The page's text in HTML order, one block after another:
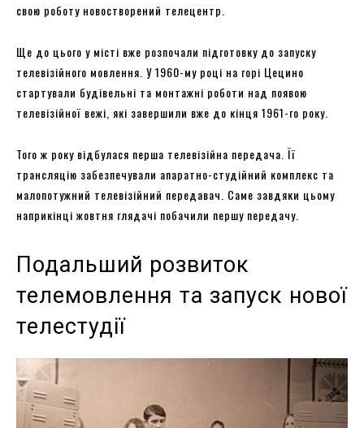
свою роботу новостворений телецентр.
Ще до цього у місті вже розпочали підготовку до запуску
телевізійного мовлення. У 1960-му році на горі Цецино
стартували будівельні та монтажні роботи над появою
телевізійної вежі, які завершили вже до кінця 1961-го року.
Того ж року відбулася перша телевізійна передача. Її
трансляцію забезпечували апаратно-студійний комплекс та
малопотужний телевізійний передавач. Саме завдяки цьому
наприкінці жовтня глядачі побачили першу передачу.
Подальший розвиток
телемовлення та запуск нової
телестудії